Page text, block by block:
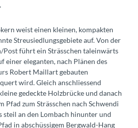
weist einen kleinen, kompakten
Streusiedlungsgebiete auf. Von der
Post führt ein Strässchen taleinwärts
einer eleganten, nach Plänen des
Robert Maillart gebauten
wird. Gleich anschliessend
gedeckte Holzbrücke und danach
Pfad zum Strässchen nach Schwendi
steil an den Lombach hinunter und
in abschüssigem Bergwald-Hang